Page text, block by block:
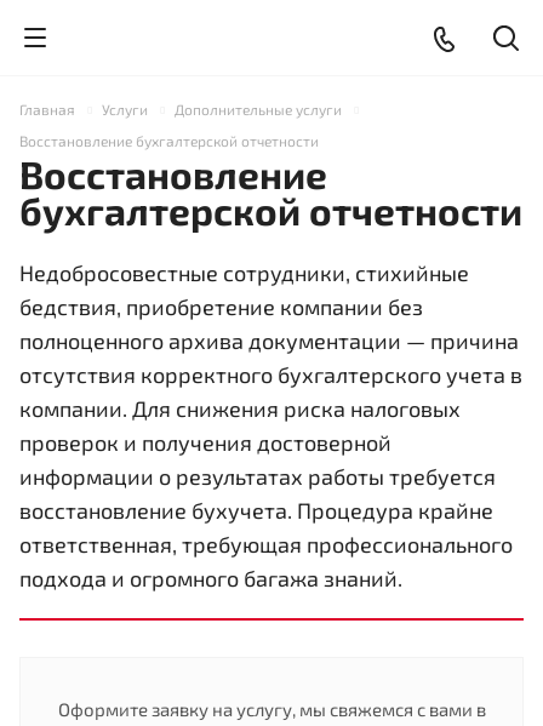
Главная Услуги
Дополнительные услуги
Восстановление бухгалтерской отчетности
Восстановление
бухгалтерской отчетности
Недобросовестные сотрудники, стихийные
бедствия, приобретение компании без
полноценного архива документации — причина
отсутствия корректного бухгалтерского учета в
компании. Для снижения риска налоговых
проверок и получения достоверной
информации о результатах работы требуется
восстановление бухучета. Процедура крайне
ответственная, требующая профессионального
подхода и огромного багажа знаний.
Оформите заявку на услугу, мы свяжемся с вами в